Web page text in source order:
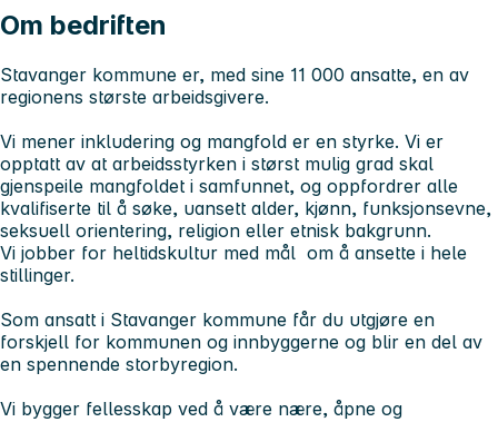
Om bedriften
Stavanger kommune er, med sine 11 000 ansatte, en av
regionens største arbeidsgivere.
Vi mener inkludering og mangfold er en styrke. Vi er
opptatt av at arbeidsstyrken i størst mulig grad skal
gjenspeile mangfoldet i samfunnet, og oppfordrer alle
kvalifiserte til å søke, uansett alder, kjønn, funksjonsevne,
seksuell orientering, religion eller etnisk bakgrunn.
Vi jobber for heltidskultur med mål om å ansette i hele
stillinger.
Som ansatt i Stavanger kommune får du utgjøre en
forskjell for kommunen og innbyggerne og blir en del av
en spennende storbyregion.
Vi bygger fellesskap ved å være nære, åpne og